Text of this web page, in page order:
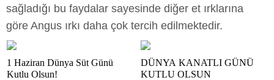
sağladığı bu faydalar sayesinde diğer et ırklarına
göre Angus ırkı daha çok tercih edilmektedir.
1 Haziran Dünya Süt Günü
Kutlu Olsun!
DÜNYA KANATLI GÜNÜ
KUTLU OLSUN